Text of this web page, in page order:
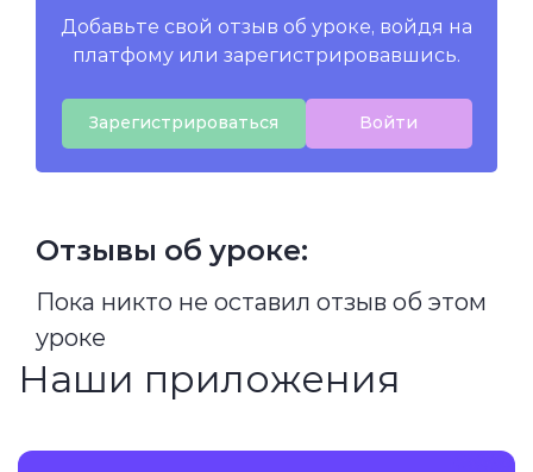
Добавьте свой отзыв об уроке, войдя на
платфому или зарегистрировавшись.
Зарегистрироваться Войти
Отзывы об уроке:
Пока никто не оставил отзыв об этом
уроке
Наши приложения